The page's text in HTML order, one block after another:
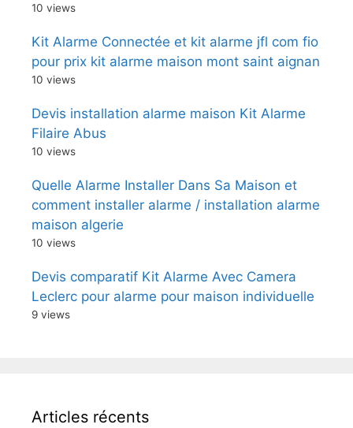
10 views
Kit Alarme Connectée et kit alarme jfl com fio
pour prix kit alarme maison mont saint aignan
10 views
Devis installation alarme maison Kit Alarme
Filaire Abus
10 views
Quelle Alarme Installer Dans Sa Maison et
comment installer alarme / installation alarme
maison algerie
10 views
Devis comparatif Kit Alarme Avec Camera
Leclerc pour alarme pour maison individuelle
9 views
Articles récents